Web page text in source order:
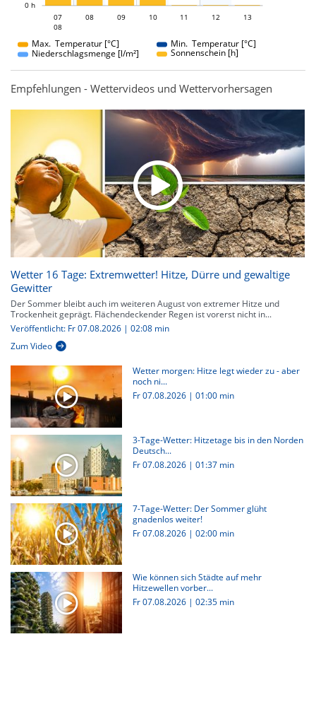
0 h
07
07
08
08 09 10 11 12 13
Max. Temperatur [°C]
Min. Temperatur [°C]
Niederschlagsmenge [l/m²]
Sonnenschein [h]
Empfehlungen - Wettervideos und Wettervorhersagen
Wetter 16 Tage: Extremwetter! Hitze, Dürre und gewaltige
Gewitter
Der Sommer bleibt auch im weiteren August von extremer Hitze und
Trockenheit geprägt. Flächendeckender Regen ist vorerst nicht in...
Veröffentlicht: Fr 07.08.2026 | 02:08 min
Zum Video
Wetter morgen: Hitze legt wieder zu - aber
noch ni...
Fr 07.08.2026 | 01:00 min
3-Tage-Wetter: Hitzetage bis in den Norden
Deutsch...
Fr 07.08.2026 | 01:37 min
7-Tage-Wetter: Der Sommer glüht
gnadenlos weiter!
Fr 07.08.2026 | 02:00 min
Wie können sich Städte auf mehr
Hitzewellen vorber...
Fr 07.08.2026 | 02:35 min